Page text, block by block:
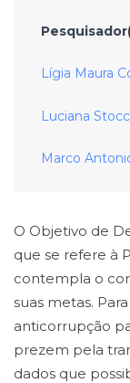
Lígia Maura
Luciana
Marco
O Objetivo de
que se refere à
contempla o
suas metas.
anticorrupção
prezem pela
dados que